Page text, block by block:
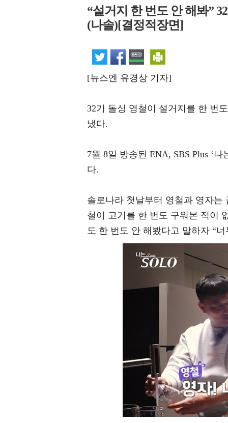
“설거지 한 번도 안 해봐”
(나솔)[결정적장면]
[뉴스엔 유경상 기자]
32기 돌싱 영철이 설거지를 한 번
냈다.
7월 8일 방송된 ENA, SBS Plus ‘
다.
솔로나라 첫날부터 영철과 영자
철이 고기를 한 번도 구워본 적이
도 한 번도 안 해봤다고 말하자 “